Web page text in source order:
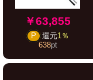
￥63,855
P 還元1％
638pt